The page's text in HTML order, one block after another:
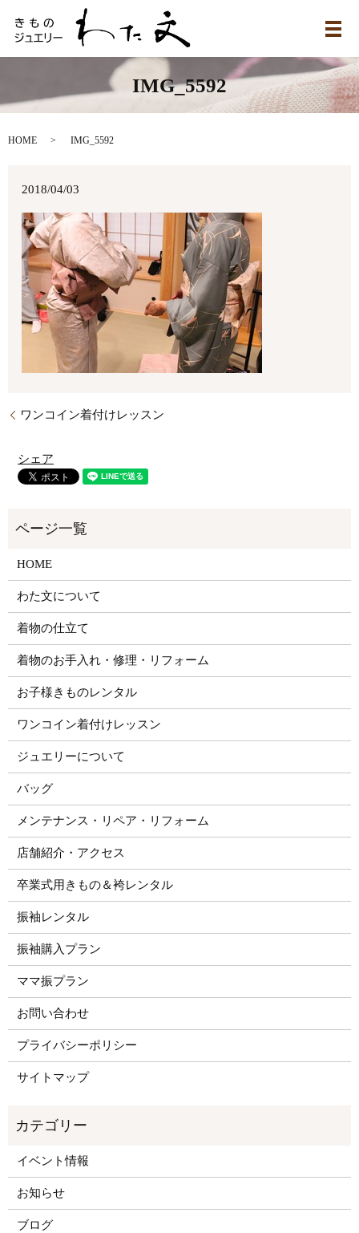
メ
IMG_5592
HOME IMG_5592
2018/04/03
ワンコイン着付けレッスン
シェア
HOME
わた文について
着物の仕立て
着物のお手入れ・修理・リフォーム
お子様きものレンタル
ワンコイン着付けレッスン
ジュエリーについて
バッグ
メンテナンス・リペア・リフォーム
店舗紹介・アクセス
卒業式用きもの＆袴レンタル
振袖レンタル
振袖購入プラン
ママ振プラン
お問い合わせ
プライバシーポリシー
サイトマップ
イベント情報
お知らせ
ブログ